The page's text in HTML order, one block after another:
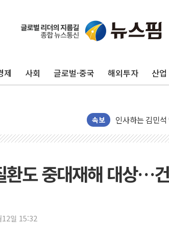
제 사회 글로벌·중국 해외투자 산업
속보
포항시 재난예
울진·영덕 '호
[속보] 민주, 제
[속보] 민주, 인
이번주 국내 주
환도 중대재해 대상…
일 15:32